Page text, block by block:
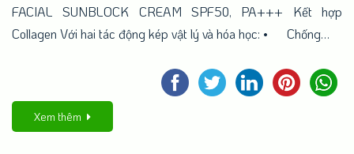
FACIAL SUNBLOCK CREAM SPF50, PA+++ Kết hợp
Collagen Với hai tác động kép vật lý và hóa học: • Chống…
Xem thêm